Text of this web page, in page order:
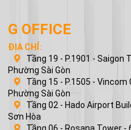
G OFFICE
ĐỊA CHỈ:
Tầng 19 - P.1901 - Saigon
Phường Sài Gòn
Tầng 15 - P.1505 -
Phường Sài Gòn
Tầng 02 - Hado Airport
Sơn Hòa